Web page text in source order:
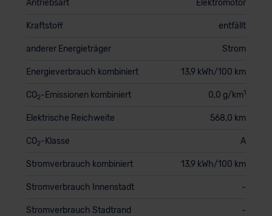
Antriebsart Elektromotor
Kraftstoff entfällt
anderer Energieträger Strom
Energieverbrauch kombiniert 13,9 kWh/100 km
CO2-Emissionen kombiniert 0,0 g/km1
Elektrische Reichweite 568,0 km
CO2-Klasse A
Stromverbrauch kombiniert 13,9 kWh/100 km
Stromverbrauch Innenstadt -
Stromverbrauch Stadtrand -